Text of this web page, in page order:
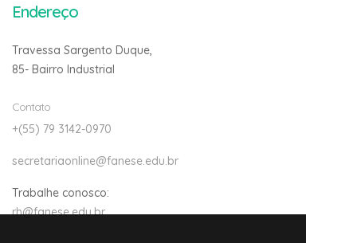
Endereço
Travessa Sargento Duque,
85- Bairro Industrial
Contato
+(55) 79 3142-0970
secretariaonline@fanese.edu.br
Trabalhe conosco:
rh@fanese.edu.br